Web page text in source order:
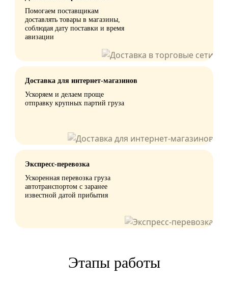
Помогаем поставщикам
доставлять товары в магазины,
соблюдая дату поставки и время
авизации
Доставка для интернет-магазинов
Ускоряем и делаем проще
отправку крупных партий груза
Экспресс-перевозка
Ускоренная перевозка груза
автотранспортом с заранее
известной датой прибытия
Этапы работы